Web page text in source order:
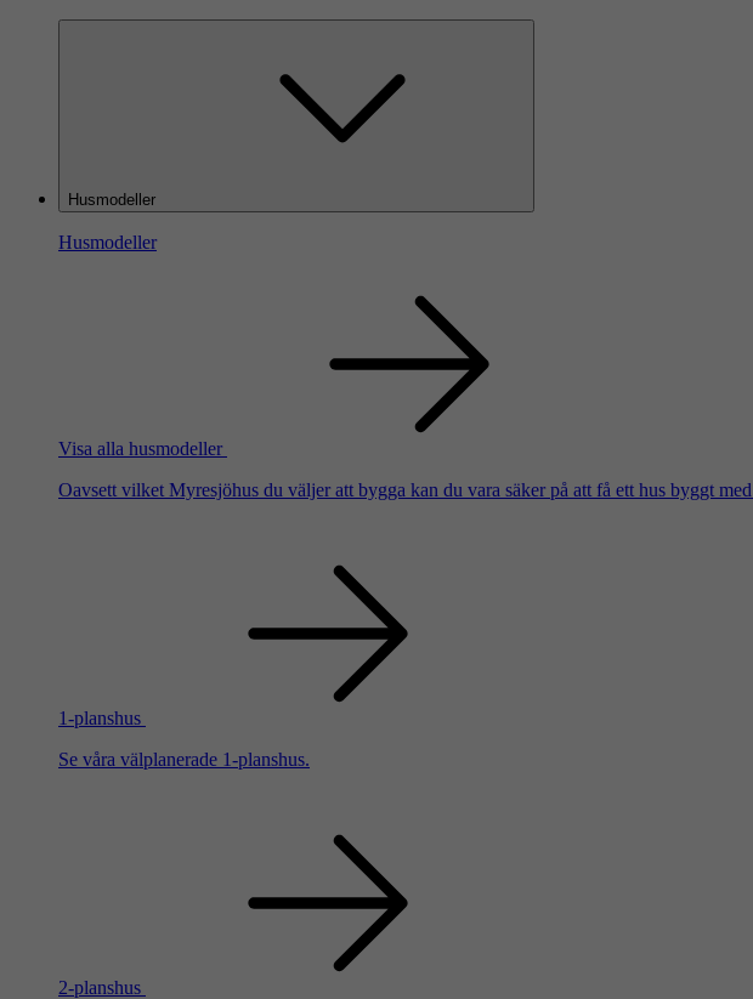
Husmodeller
Husmodeller
Visa alla husmodeller
Oavsett vilket Myresjöhus du väljer att bygga kan du vara säker på att få ett hus byggt
1-planshus
Se våra välplanerade 1-planshus.
2-planshus